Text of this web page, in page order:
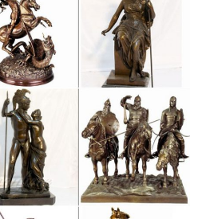
Суздальского музея-
собор, Успенский собор, Церковь
– декор или талисман?
воплощения животных, птиц,
статуэток должен
оформления
– символ защитника дома,
справедливости и
периода – Купить